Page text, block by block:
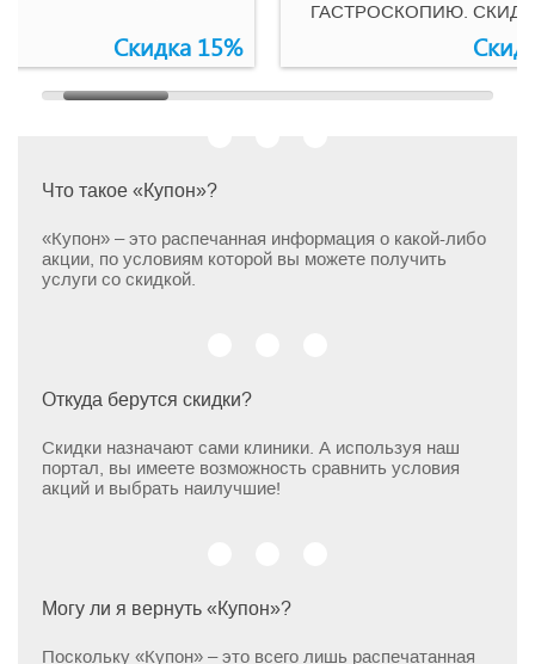
Скидка 15%
ГАСТРОСКОПИЮ.
Что такое «Купон»?
«Купон» – это распечанная информация о какой-либо
акции, по условиям которой вы можете получить
услуги со скидкой.
Откуда берутся скидки?
Скидки назначают сами клиники. А используя наш
портал, вы имеете возможность сравнить условия
акций и выбрать наилучшие!
Могу ли я вернуть «Купон»?
Поскольку «Купон» – это всего лишь распечатанная